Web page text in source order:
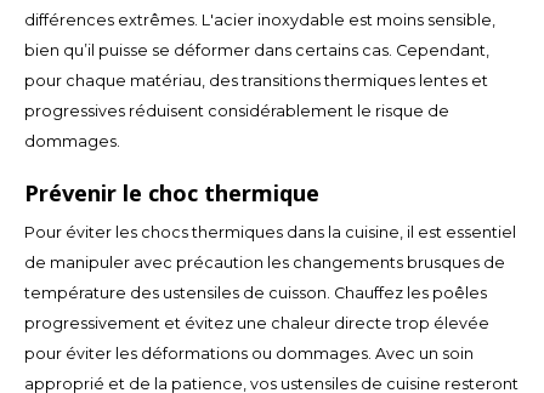
différences extrêmes. L'acier inoxydable est moins sensible,
bien qu’il puisse se déformer dans certains cas. Cependant,
pour chaque matériau, des transitions thermiques lentes et
progressives réduisent considérablement le risque de
dommages.
Prévenir le choc thermique
Pour éviter les chocs thermiques dans la cuisine, il est essentiel
de manipuler avec précaution les changements brusques de
température des ustensiles de cuisson. Chauffez les poêles
progressivement et évitez une chaleur directe trop élevée
pour éviter les déformations ou dommages. Avec un soin
approprié et de la patience, vos ustensiles de cuisine resteront